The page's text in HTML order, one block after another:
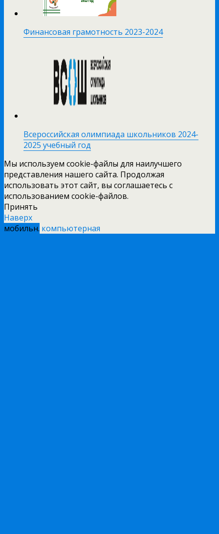
Финансовая грамотность 2023-2024
Всероссийская олимпиада школьников 2024-
2025 учебный год
Мы используем cookie-файлы для наилучшего
представления нашего сайта. Продолжая
использовать этот сайт, вы соглашаетесь с
использованием cookie-файлов.
Принять
Наверх
мобильн. компьютерная